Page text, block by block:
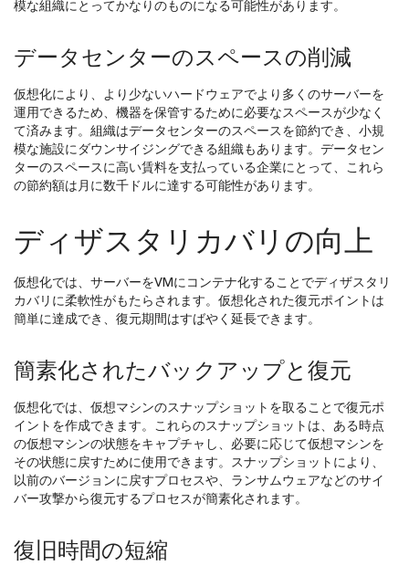
模な組織にとってかなりのものになる可能性があります。
データセンターのスペースの削減
仮想化により、より少ないハードウェアでより多くのサーバーを
運用できるため、機器を保管するために必要なスペースが少なく
て済みます。組織はデータセンターのスペースを節約でき、小規
模な施設にダウンサイジングできる組織もあります。データセン
ターのスペースに高い賃料を支払っている企業にとって、これら
の節約額は月に数千ドルに達する可能性があります。
ディザスタリカバリの向上
仮想化では、サーバーをVMにコンテナ化することでディザスタリ
カバリに柔軟性がもたらされます。仮想化された復元ポイントは
簡単に達成でき、復元期間はすばやく延長できます。
簡素化されたバックアップと復元
仮想化では、仮想マシンのスナップショットを取ることで復元ポ
イントを作成できます。これらのスナップショットは、ある時点
の仮想マシンの状態をキャプチャし、必要に応じて仮想マシンを
その状態に戻すために使用できます。スナップショットにより、
以前のバージョンに戻すプロセスや、ランサムウェアなどのサイ
バー攻撃から復元するプロセスが簡素化されます。
復旧時間の短縮